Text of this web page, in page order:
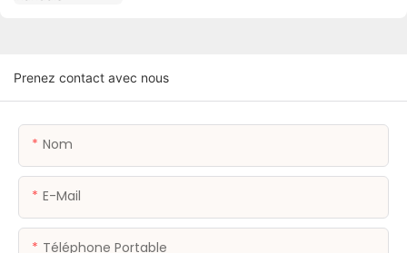
Prenez contact avec nous
Nom
E-Mail
Téléphone Portable